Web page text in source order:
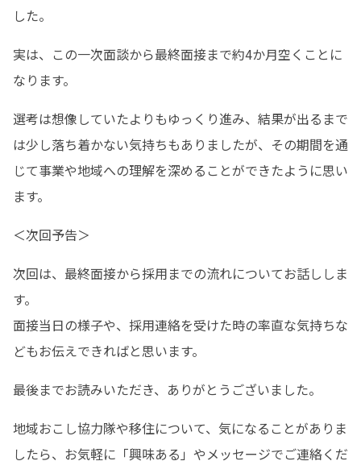
した。
実は、この一次面談から最終面接まで約4か月空くことに
なります。
選考は想像していたよりもゆっくり進み、結果が出るまで
は少し落ち着かない気持ちもありましたが、その期間を通
じて事業や地域への理解を深めることができたように思い
ます。
＜次回予告＞
次回は、最終面接から採用までの流れについてお話ししま
す。
面接当日の様子や、採用連絡を受けた時の率直な気持ちな
どもお伝えできればと思います。
最後までお読みいただき、ありがとうございました。
地域おこし協力隊や移住について、気になることがありま
したら、お気軽に「興味ある」やメッセージでご連絡くだ